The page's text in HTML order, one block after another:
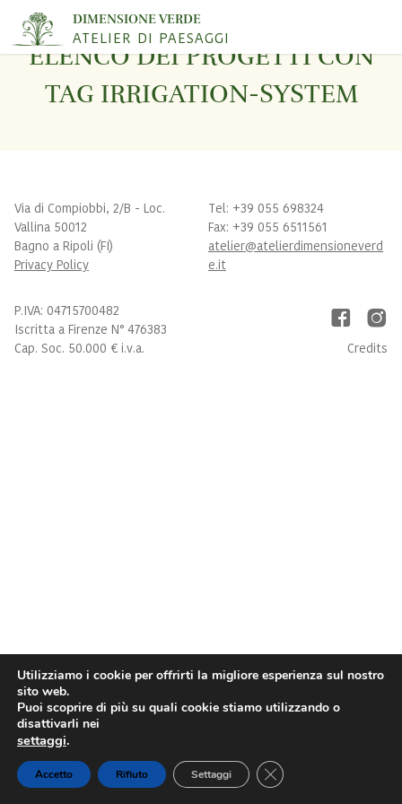
DIMENSIONE VERDE
ATELIER DI PAESAGGI
ELENCO DEI PROGETTI CON
TAG IRRIGATION-SYSTEM
Via di Compiobbi, 2/B - Loc.
Vallina 50012
Bagno a Ripoli (FI)
Privacy Policy
Tel: +39 055 698324
Fax: +39 055 6511561
atelier@atelierdimensioneverd
e.it
P.IVA: 04715700482
Iscritta a Firenze N° 476383
Cap. Soc. 50.000 € i.v.a.
Credits
Utilizziamo i cookie per offrirti la migliore esperienza sul nostro
sito web.
Puoi scoprire di più su quali cookie stiamo utilizzando o
disattivarli nei
settaggi.
Accetto Rifiuto Settaggi Close GDPR Cookie